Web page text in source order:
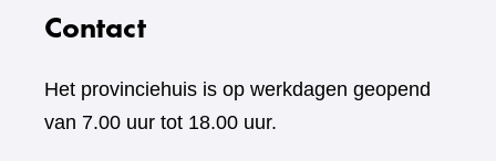
Contact
Het provinciehuis is op werkdagen geopend
van 7.00 uur tot 18.00 uur.